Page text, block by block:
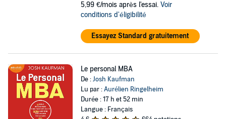
5,99 €/mois après l'essai. Voir
conditions d'éligibilité
Essayez Standard gratuitement
Le personal MBA
De :Josh Kaufman
Lu par :Aurélien Ringelheim
Durée : 17 h et 52 min
Langue : Français